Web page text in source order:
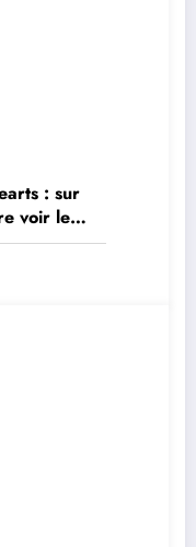
: sur
voir le